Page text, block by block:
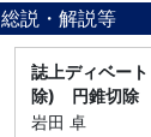
総説・解説等
誌上ディベー
除) 円錐切除
岩田 卓